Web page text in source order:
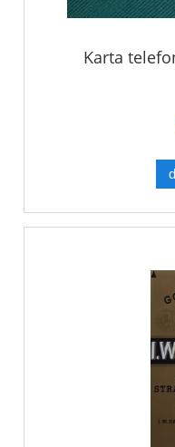
Karta